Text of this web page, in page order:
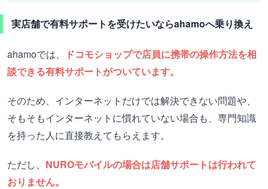
実店舗で有料サポートを受けたいならahamoへ乗り換え
ahamoでは、
ドコモショップで店員に携帯の操作方法を相
談できる有料サポートがついています。
そのため、インターネットだけでは解決できない問題や、
そもそもインターネットに慣れていない場合も、専門知識
を持った人に直接教えてもらえます。
ただし、 NUROモバイルの場合は店舗サポートは行われて
おりません。